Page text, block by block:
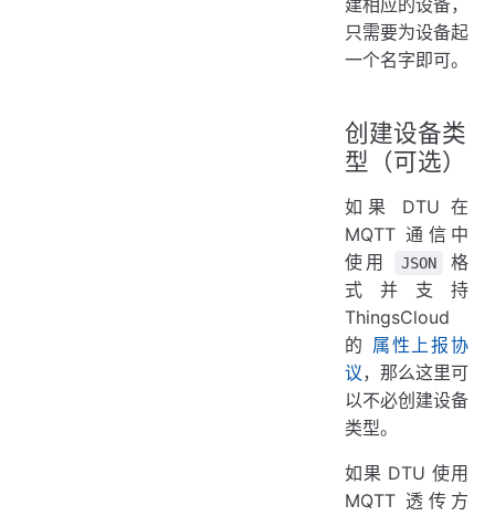
建相应的设备，
只需要为设备起
一个名字即可。
创建设备类
型（可选）
如果 DTU 在
MQTT 通信中
使用
JSON
格
式并支持
ThingsCloud
的 属性上报协
议，那么这里可
以不必创建设备
类型。
如果 DTU 使用
MQTT 透传方